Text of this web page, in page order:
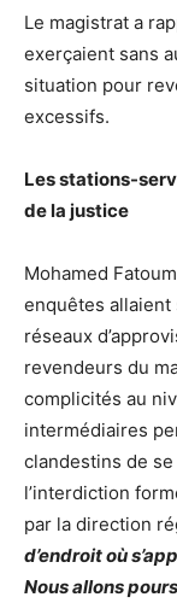
Le magistrat a
exerçaient sans
situation pour
excessifs.
Les stations-
de la justice
Mohamed
enquêtes allaient
réseaux
revendeurs du
complicités au
intermédiaires
clandestins de
l’interdiction
par la direction
d’endroit où
Nous allons